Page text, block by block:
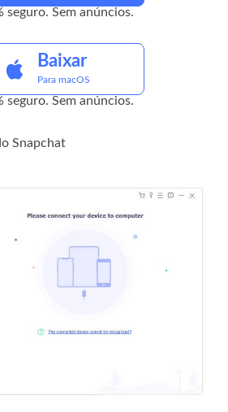
seguro. Sem anúncios.
Baixar
Para macOS
seguro. Sem anúncios.
Snapchat